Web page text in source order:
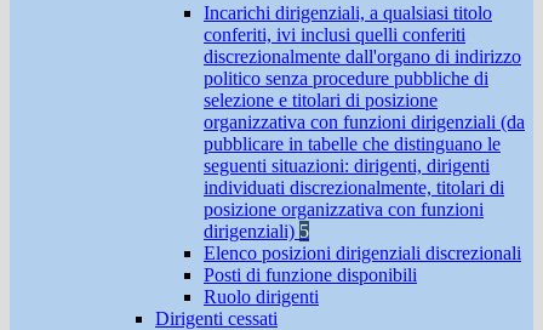
Incarichi dirigenziali, a qualsiasi titolo
conferiti, ivi inclusi quelli conferiti
discrezionalmente dall'organo di indirizzo
politico senza procedure pubbliche di
selezione e titolari di posizione
organizzativa con funzioni dirigenziali (da
pubblicare in tabelle che distinguano le
seguenti situazioni: dirigenti, dirigenti
individuati discrezionalmente, titolari di
posizione organizzativa con funzioni
dirigenziali) 5
Elenco posizioni dirigenziali discrezionali
Posti di funzione disponibili
Ruolo dirigenti
Dirigenti cessati